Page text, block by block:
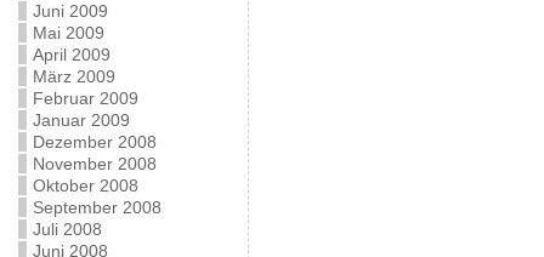
Juni 2009
Mai 2009
April 2009
März 2009
Februar 2009
Januar 2009
Dezember 2008
November 2008
Oktober 2008
September 2008
Juli 2008
Juni 2008